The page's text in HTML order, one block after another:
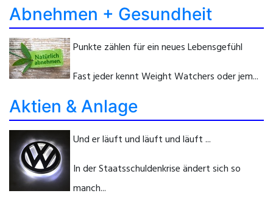
Abnehmen + Gesundheit
Punkte zählen für ein neues Lebensgefühl
Fast jeder kennt Weight Watchers oder jem...
Aktien & Anlage
Und er läuft und läuft und läuft ...
In der Staatsschuldenkrise ändert sich so
manch...